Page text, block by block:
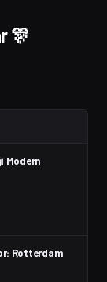
🎊
Modern
Rotterdam